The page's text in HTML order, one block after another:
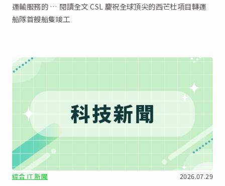
運輸服務的 … 閱讀全文 CSL 慶祝全球頂尖的西芒杜項目轉運
船隊首艘船隻竣工
綜合 IT 新聞 2026.07.29